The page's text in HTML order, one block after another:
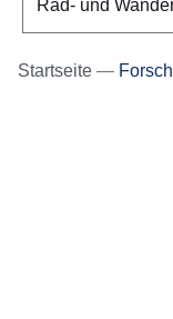
Rad- und
Startseite